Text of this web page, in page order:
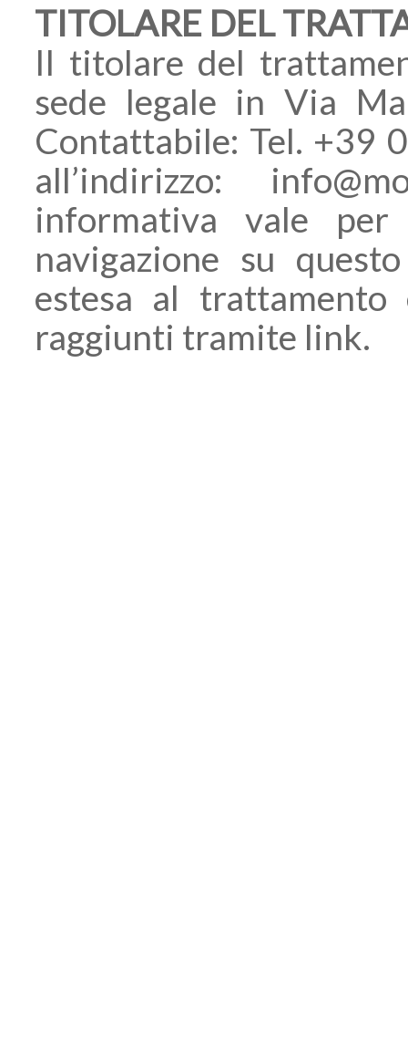
TITOLARE DEL
Il titolare del
sede legale in Via
Contattabile: Tel. +39
all’indirizzo:
informativa vale
navigazione su
estesa al
raggiunti tramite link.